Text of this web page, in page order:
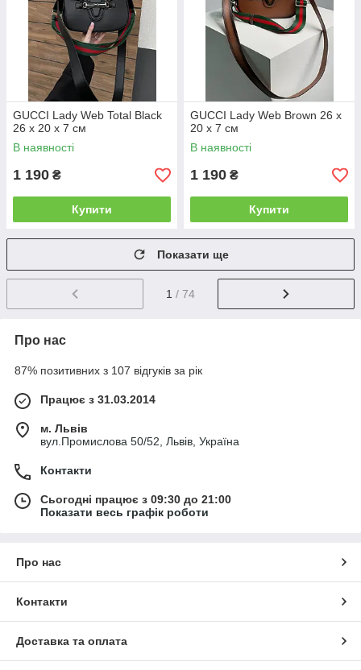
GUCCI Lady Web Total Black
26 х 20 х 7 см
В наявності
1 190 ₴
Купити
GUCCI Lady Web Brown 26 х
20 х 7 см
В наявності
1 190 ₴
Купити
Показати ще
1 / 74
Про нас
87% позитивних з 107 відгуків за рік
Працює з 31.03.2014
м. Львів
вул.Промислова 50/52, Львів, Україна
Контакти
Сьогодні працює з 09:30 до 21:00
Показати весь графік роботи
Про нас
Контакти
Доставка та оплата